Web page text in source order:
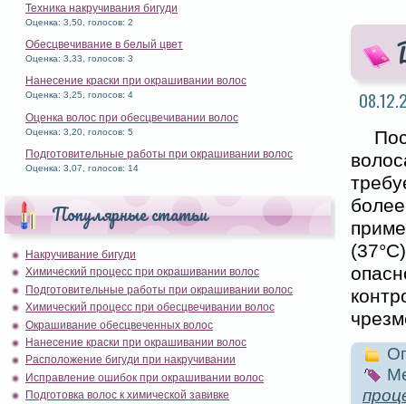
Техника накручивания бигуди
Оценка: 3,50, голосов: 2
Обесцвечивание в белый цвет
Оценка: 3,33, голосов: 3
Нанесение краски при окрашивании волос
Оценка: 3,25, голосов: 4
Оценка волос при обесцвечивании волос
Оценка: 3,20, голосов: 5
Подготовительные работы при окрашивании волос
Оценка: 3,07, голосов: 14
Популярные статьи
Накручивание бигуди
Химический процесс при окрашивании волос
Подготовительные работы при окрашивании волос
Химический процесс при обесцвечивании волос
Окрашивание обесцвеченных волос
Нанесение краски при окрашивании волос
Расположение бигуди при накручивании
Исправление ошибок при окрашивании волос
Подготовка волос к химической завивке